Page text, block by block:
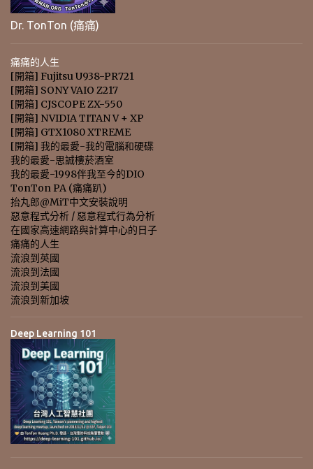
Dr. TonTon (痛痛)
痛痛的人生
[開箱] Fujitsu U938-PR721
[開箱] SONY VAIO Z217
[開箱] CJSCOPE ZX-550
[開箱] NVIDIA TITAN V + XP
[開箱] GTX1080 XTREME
[開箱] 我的最愛-我的電腦和硬碟
我的最愛-思誠樓菸酒室
我的最愛-1998伴我至今的DIO
TonTon PA (痛痛趴)
抬丸郎@MiT中文安裝說明
惡意程式分析 / 惡意程式行為分析
在國家高速網路與計算中心的日子
痛痛的人生
流浪到英國
流浪到法國
流浪到美國
流浪到新加坡
Deep Learning 101